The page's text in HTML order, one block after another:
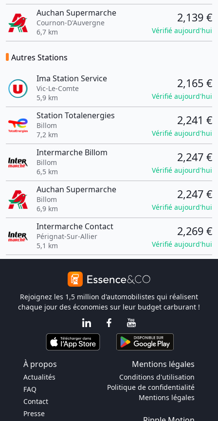
Auchan Supermarche
Cournon-D'Auvergne
6,7 km
2,139 €
Vérifié aujourd'hui
Autres Stations
Ima Station Service
Vic-Le-Comte
5,9 km
2,165 €
Vérifié aujourd'hui
Station Totalenergies
Billom
7,2 km
2,241 €
Vérifié aujourd'hui
Intermarche Billom
Billom
6,5 km
2,247 €
Vérifié aujourd'hui
Auchan Supermarche
Billom
6,9 km
2,247 €
Vérifié aujourd'hui
Intermarche Contact
Pérignat-Sur-Allier
5,1 km
2,269 €
Vérifié aujourd'hui
Rejoignez les 1,5 million d'automobilistes qui réalisent
chaque jour des économies sur leur budget carburant !
À propos Mentions légales
Actualités
FAQ
Contact
Presse
Conditions d'utilisation
Politique de confidentialité
Mentions légales